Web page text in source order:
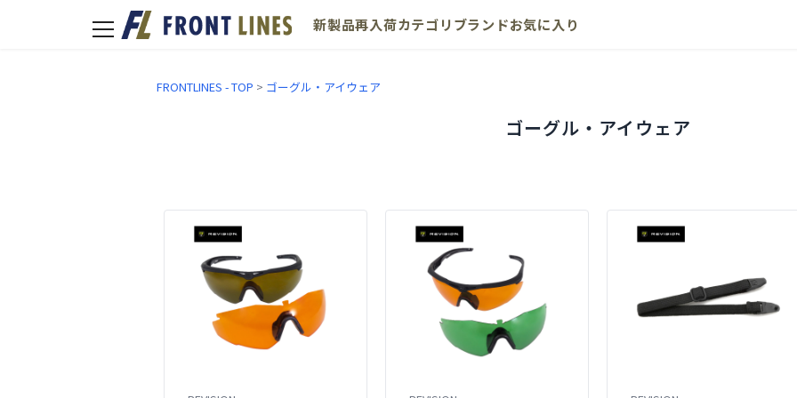
toggle
新製品再入荷カテゴリ ブランドお気に入り
FRONTLINES - TOP > ゴーグル・アイウェア
ゴーグル・アイウェア